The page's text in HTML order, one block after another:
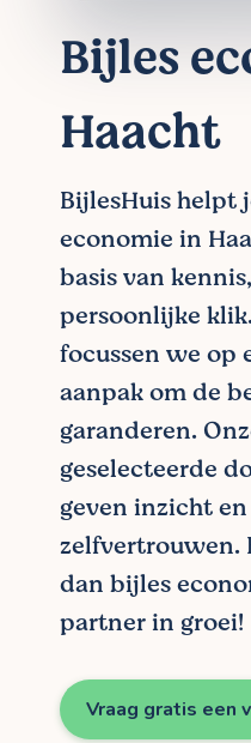
Bijles
Haacht
BijlesHuis helpt
economie in
basis van
persoonlijke
focussen we op
aanpak om de
garanderen.
geselecteerde
geven inzicht
zelfvertrouwen.
dan bijles
partner in groei!
Vraag gratis een